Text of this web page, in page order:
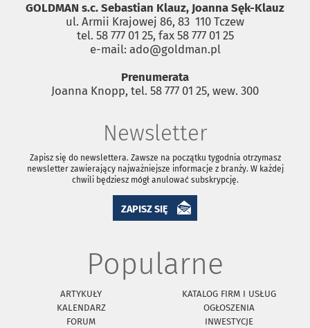
GOLDMAN s.c. Sebastian Klauz, Joanna Sęk-Klauz
ul. Armii Krajowej 86, 83 ­ 110 Tczew
tel. 58 777 01 25, fax 58 777 01 25
e-mail: ado@goldman.pl
Prenumerata
Joanna Knopp, tel. 58 777 01 25, wew. 300
Newsletter
Zapisz się do newslettera. Zawsze na początku tygodnia otrzymasz
newsletter zawierający najważniejsze informacje z branży. W każdej
chwili będziesz mógł anulować subskrypcję.
ZAPISZ SIĘ
Popularne
ARTYKUŁY
KATALOG FIRM I USŁUG
KALENDARZ
OGŁOSZENIA
FORUM
INWESTYCJE